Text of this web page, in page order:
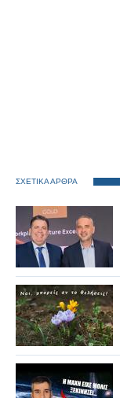
ΣΧΕΤΙΚΑ ΑΡΘΡΑ